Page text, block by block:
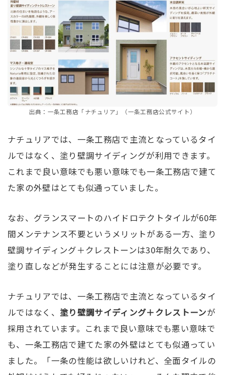
出典：一条工務店「ナチュリア」（一条工務店公式サイト）
ナチュリアでは、一条工務店で主流となっているタイ
ルではなく、塗り壁調サイディングが利用できます。
これまで良い意味でも悪い意味でも一条工務店で建て
た家の外壁はとても似通っていました。
なお、グランスマートのハイドロテクトタイルが60年
間メンテナンス不要というメリットがある一方、塗り
壁調サイディング＋クレストーンは30年耐久であり、
塗り直しなどが発生することには注意が必要です。
ナチュリアでは、一条工務店で主流となっているタイ
ルではなく、 塗り壁調サイディング＋クレストーンが
採用されています。これまで良い意味でも悪い意味で
も、一条工務店で建てた家の外壁はとても似通ってい
ました。「一条の性能は欲しいけれど、全面タイルの